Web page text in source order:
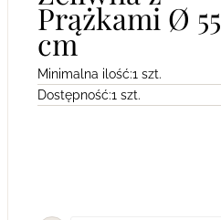
Prążkami Ø 55
cm
Minimalna ilość:1 szt.
Dostępność:1 szt.